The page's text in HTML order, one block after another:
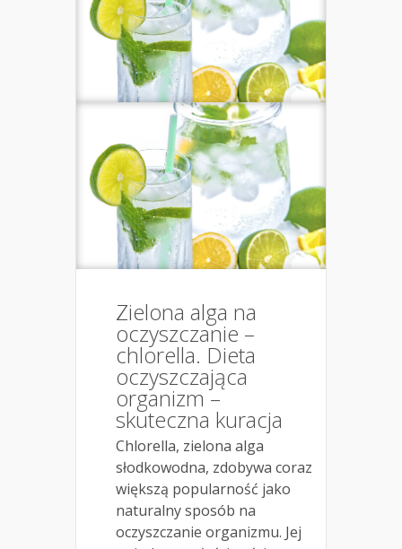
Zielona alga na
oczyszczanie –
chlorella. Dieta
oczyszczająca
organizm –
skuteczna kuracja
Chlorella, zielona alga
słodkowodna, zdobywa coraz
większą popularność jako
naturalny sposób na
oczyszczanie organizmu. Jej